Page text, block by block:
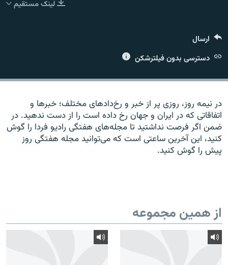
زبان‌های دیگر
لینک مستقیم
ارسال
دسترسی بدون فیلترشکن
در نیمه روز، روزی پر از خبر و رخ‌دادهای مختلف؛ خبرها و
اتفاقاتی که در ایران و جهان رخ داده است را از دست ندهید. در
ضمن اگر فرصت نداشتید تا مجله‌های هفتگی رادیو فردا را گوش
کنید، این آخرین ساعتی است که می‌توانید مجله هفتگی روز
پیش را گوش کنید.
از همین مجموعه